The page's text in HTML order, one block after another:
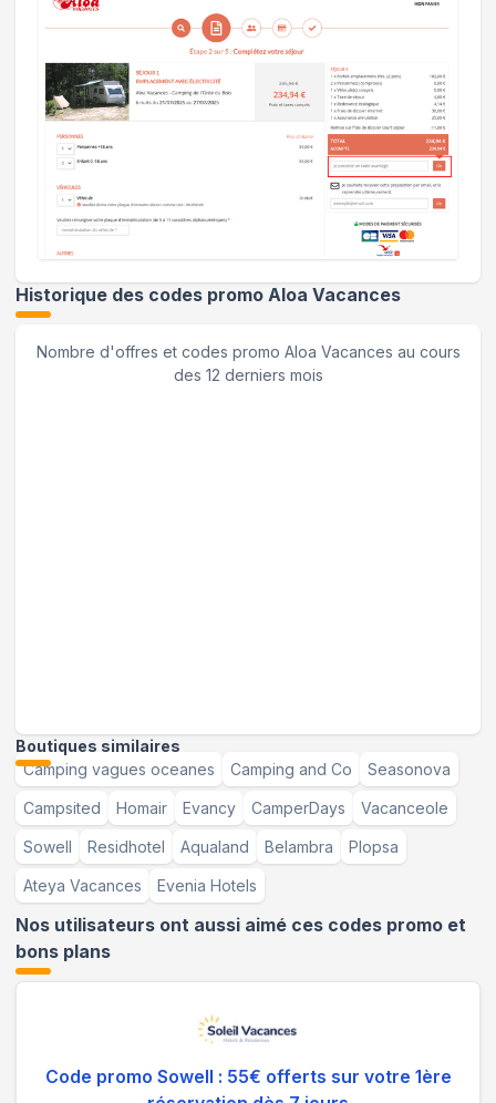
Historique des codes promo Aloa Vacances
Nombre d'offres et codes promo Aloa Vacances au cours
des 12 derniers mois
Boutiques similaires
Camping vagues oceanes
Camping and Co Seasonova
Campsited Homair Evancy CamperDays Vacanceole
Sowell Residhotel Aqualand Belambra Plopsa
Ateya Vacances Evenia Hotels
Nos utilisateurs ont aussi aimé ces codes promo et
bons plans
Code promo Sowell : 55€ offerts sur votre 1ère